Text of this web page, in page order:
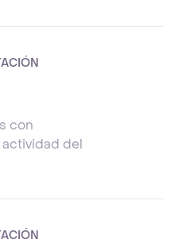
con
del